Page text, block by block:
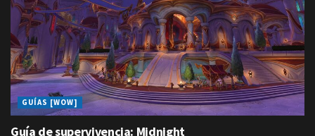
GUÍAS [WOW]
Guía de supervivencia: Midnight